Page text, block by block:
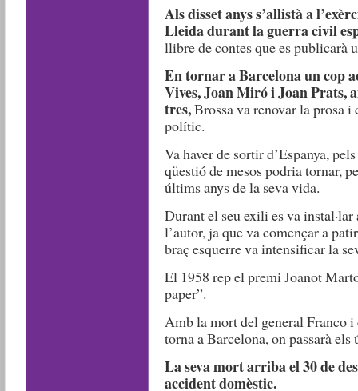
Als disset anys s’allistà a
Lleida durant la guerra civil
llibre de contes que es publicarà
En tornar a Barcelona un cop
Vives, Joan Miró i Joan Prats,
tres,Brossa va renovar la prosa
polític.
Va haver de sortir d’Espanya,
qüestió de mesos podria tornar,
últims anys de la seva vida.
Durant el seu exili es va
l’autor, ja que va començar a
braç esquerre va intensificar la
El 1958 rep el premi Joanot
paper”.
Amb la mort del general Franco
torna a Barcelona, on passarà
La seva mort arriba el 30 de
accident domèstic.